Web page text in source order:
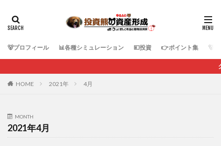
🐻プロフィール 📊各種シミュレーション 💴投資 👉ポイント集 🐻
クマ
HOME 2021年 4月
MONTH
2021年4月